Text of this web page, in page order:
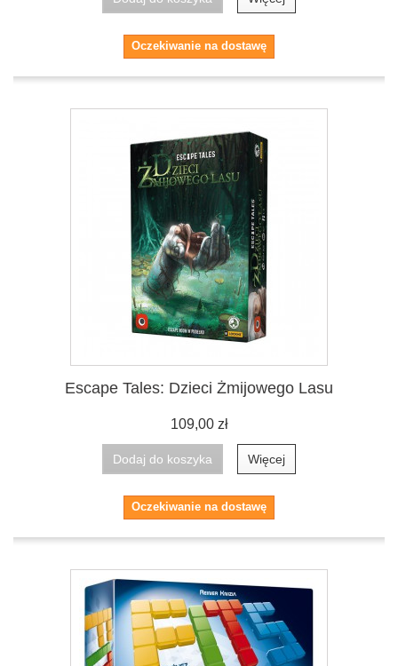
Oczekiwanie na dostawę
Escape Tales: Dzieci Żmijowego Lasu
109,00 zł
Dodaj do koszyka Więcej
Oczekiwanie na dostawę